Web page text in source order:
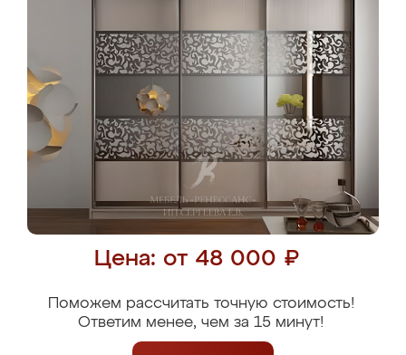
Цена: от 48 000 ₽
Поможем рассчитать точную стоимость!
Ответим менее, чем за 15 минут!